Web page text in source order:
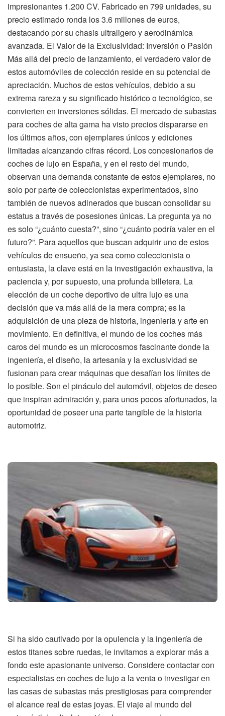
impresionantes 1.200 CV. Fabricado en 799 unidades, su
precio estimado ronda los 3.6 millones de euros,
destacando por su chasis ultraligero y aerodinámica
avanzada. El Valor de la Exclusividad: Inversión o Pasión
Más allá del precio de lanzamiento, el verdadero valor de
estos automóviles de colección reside en su potencial de
apreciación. Muchos de estos vehículos, debido a su
extrema rareza y su significado histórico o tecnológico, se
convierten en inversiones sólidas. El mercado de subastas
para coches de alta gama ha visto precios dispararse en
los últimos años, con ejemplares únicos y ediciones
limitadas alcanzando cifras récord. Los concesionarios de
coches de lujo en España, y en el resto del mundo,
observan una demanda constante de estos ejemplares, no
solo por parte de coleccionistas experimentados, sino
también de nuevos adinerados que buscan consolidar su
estatus a través de posesiones únicas. La pregunta ya no
es solo “¿cuánto cuesta?”, sino “¿cuánto podría valer en el
futuro?”. Para aquellos que buscan adquirir uno de estos
vehículos de ensueño, ya sea como coleccionista o
entusiasta, la clave está en la investigación exhaustiva, la
paciencia y, por supuesto, una profunda billetera. La
elección de un coche deportivo de ultra lujo es una
decisión que va más allá de la mera compra; es la
adquisición de una pieza de historia, ingeniería y arte en
movimiento. En definitiva, el mundo de los coches más
caros del mundo es un microcosmos fascinante donde la
ingeniería, el diseño, la artesanía y la exclusividad se
fusionan para crear máquinas que desafían los límites de
lo posible. Son el pináculo del automóvil, objetos de deseo
que inspiran admiración y, para unos pocos afortunados, la
oportunidad de poseer una parte tangible de la historia
automotriz.
Si ha sido cautivado por la opulencia y la ingeniería de
estos titanes sobre ruedas, le invitamos a explorar más a
fondo este apasionante universo. Considere contactar con
especialistas en coches de lujo a la venta o investigar en
las casas de subastas más prestigiosas para comprender
el alcance real de estas joyas. El viaje al mundo del